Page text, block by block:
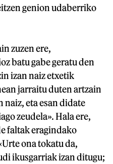
genion udaberriko
zuzen ere,
batu gabe geratu den
izan naiz etxetik
jarraitu duten artzain
eta esan didate
zeudela». Hala ere,
faltak eragindako
ona tokatu da,
ikusgarriak izan ditugu;